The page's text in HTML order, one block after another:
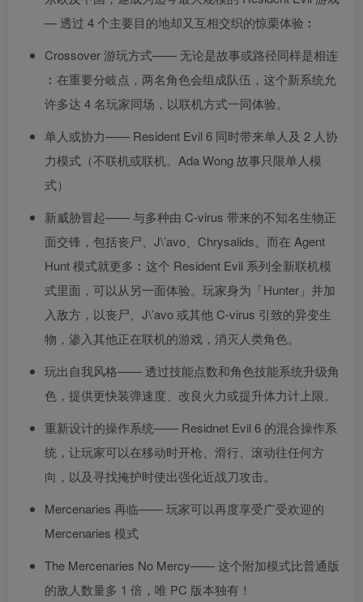
— 透过 4 个主要目的地却又互相交织的惊栗体验︰
Crossover 游玩方式—— 无论是故事或路径同样是相连
︰在重要分岐点，两名角色会组成队伍，这个新系统允
许多达 4 名玩家同场，以联机方式一同体验。
单人或协力—— Resident Evil 6 同时带来单人及 2 人协
力模式（不联机或联机。Ada Wong 故事只限单人模
式）
新威胁冒起—— 与多种由 C-virus 带来的不知名生物正
面交锋，包括丧尸、J\’avo、Chrysalids。而在 Agent
Hunt 模式就更多︰这个 Resident Evil 系列全新联机模
式里面，可以从另一面体验。玩家身为「Hunter」并加
入敌方，以丧尸、J\’avo 或其他 C-virus 引致的异变生
物，渗入其他正在联机的游戏，消灭人类角色。
玩出自我风格—— 透过技能点数和角色技能系统升级角
色，提供更快装弹速度、改良火力或提升体力计上限。
重新设计的操作系统—— Residnet Evil 6 的混合操作系
统，让玩家可以在移动时开枪、滑行、滚动往任何方
向，以及寻找掩护时使出强化近战刀攻击。
Mercenaries 再临—— 玩家可以再度享受广受欢迎的
Mercenaries 模式
The Mercenaries No Mercy—— 这个附加模式比普通版
的敌人数量多 1 倍，唯 PC 版本独有！